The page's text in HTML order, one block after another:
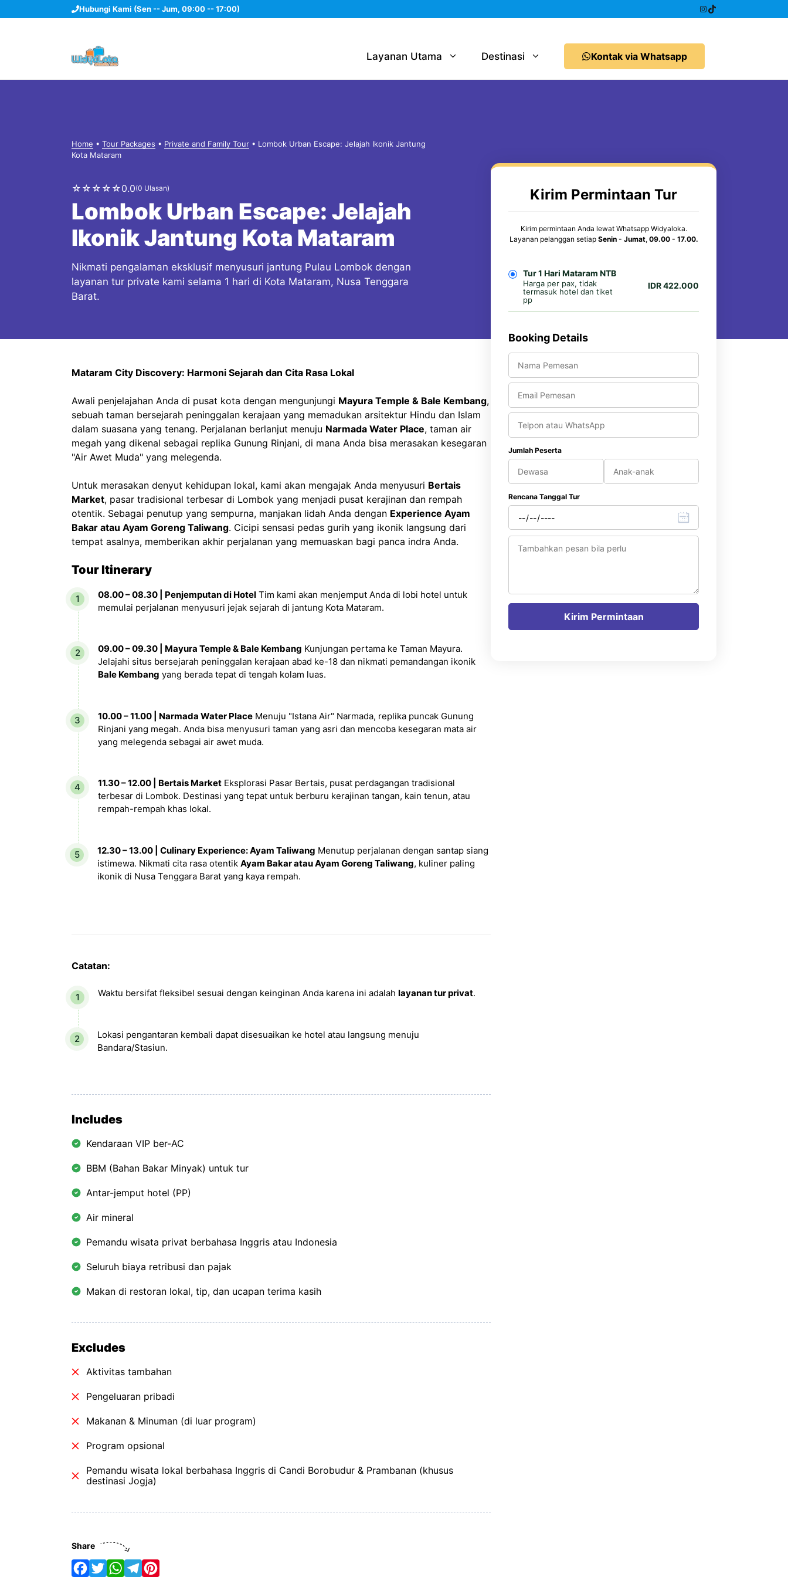
ke
Hubungi Kami (Sen -- Jum, 09:00 -- 17:00) Instagram
TikTok
Layanan Utama Destinasi Kontak via Whatsapp
Home • Tour Packages • Private and Family Tour • Lombok Urban Escape: Jelajah Ikonik Jantung
Kota Mataram
☆ ☆ ☆ ☆ ☆0.0(0 Ulasan)
Lombok Urban Escape: Jelajah
Ikonik Jantung Kota Mataram
Nikmati pengalaman eksklusif menyusuri jantung Pulau Lombok dengan
layanan tur private kami selama 1 hari di Kota Mataram, Nusa Tenggara
Barat.
Mataram City Discovery: Harmoni Sejarah dan Cita Rasa Lokal
Awali penjelajahan Anda di pusat kota dengan mengunjungi Mayura Temple & Bale Kembang,
sebuah taman bersejarah peninggalan kerajaan yang memadukan arsitektur Hindu dan Islam
dalam suasana yang tenang. Perjalanan berlanjut menuju Narmada Water Place, taman air
megah yang dikenal sebagai replika Gunung Rinjani, di mana Anda bisa merasakan kesegaran
"Air Awet Muda" yang melegenda.
Untuk merasakan denyut kehidupan lokal, kami akan mengajak Anda menyusuri Bertais
Market, pasar tradisional terbesar di Lombok yang menjadi pusat kerajinan dan rempah
otentik. Sebagai penutup yang sempurna, manjakan lidah Anda dengan Experience Ayam
Bakar atau Ayam Goreng Taliwang. Cicipi sensasi pedas gurih yang ikonik langsung dari
tempat asalnya, memberikan akhir perjalanan yang memuaskan bagi panca indra Anda.
Tour Itinerary
08.00 – 08.30 | Penjemputan di Hotel Tim kami akan menjemput Anda di lobi hotel untuk
memulai perjalanan menyusuri jejak sejarah di jantung Kota Mataram.
09.00 – 09.30 | Mayura Temple & Bale Kembang Kunjungan pertama ke Taman Mayura.
Jelajahi situs bersejarah peninggalan kerajaan abad ke-18 dan nikmati pemandangan ikonik
Bale Kembang yang berada tepat di tengah kolam luas.
10.00 – 11.00 | Narmada Water Place Menuju "Istana Air" Narmada, replika puncak Gunung
Rinjani yang megah. Anda bisa menyusuri taman yang asri dan mencoba kesegaran mata air
yang melegenda sebagai air awet muda.
11.30 – 12.00 | Bertais Market Eksplorasi Pasar Bertais, pusat perdagangan tradisional
terbesar di Lombok. Destinasi yang tepat untuk berburu kerajinan tangan, kain tenun, atau
rempah-rempah khas lokal.
12.30 – 13.00 | Culinary Experience: Ayam Taliwang Menutup perjalanan dengan santap siang
istimewa. Nikmati cita rasa otentik Ayam Bakar atau Ayam Goreng Taliwang, kuliner paling
ikonik di Nusa Tenggara Barat yang kaya rempah.
Catatan:
Waktu bersifat fleksibel sesuai dengan keinginan Anda karena ini adalah layanan tur privat.
Lokasi pengantaran kembali dapat disesuaikan ke hotel atau langsung menuju
Bandara/Stasiun.
Includes
Kendaraan VIP ber-AC
BBM (Bahan Bakar Minyak) untuk tur
Antar-jemput hotel (PP)
Air mineral
Pemandu wisata privat berbahasa Inggris atau Indonesia
Seluruh biaya retribusi dan pajak
Makan di restoran lokal, tip, dan ucapan terima kasih
Excludes
Aktivitas tambahan
Pengeluaran pribadi
Makanan & Minuman (di luar program)
Program opsional
Pemandu wisata lokal berbahasa Inggris di Candi Borobudur & Prambanan (khusus
destinasi Jogja)
Kirim Permintaan Tur
Kirim permintaan Anda lewat Whatsapp Widyaloka.
Layanan pelanggan setiap Senin - Jumat, 09.00 - 17.00.
Tur 1 Hari Mataram NTB
Harga per pax, tidak
termasuk hotel dan tiket
pp
IDR 422.000
Booking Details
Jumlah Peserta
Rencana Tanggal Tur
Share
F
T
W
T